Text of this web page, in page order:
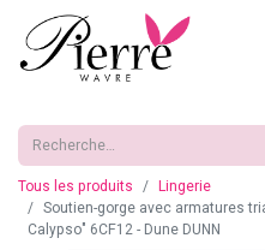
Tous les produits
Lingerie
Soutien-gorge avec armatures
Calypso" 6CF12 - Dune DUNN